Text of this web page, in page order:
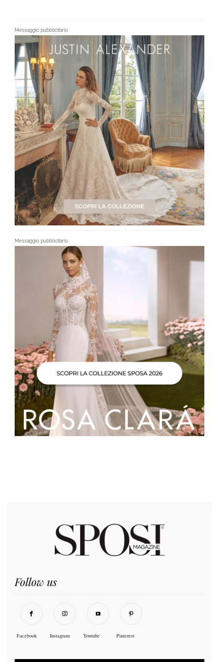
Messaggio pubblicitario
Messaggio pubblicitario
Follow us
Facebook Instagram Youtube Pinterest